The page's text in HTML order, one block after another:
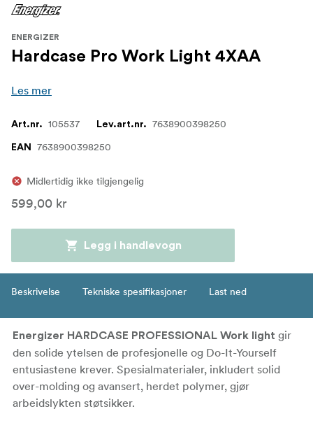
ENERGIZER
Hardcase Pro Work Light 4XAA
Les mer
Art.nr. 105537 Lev.art.nr. 7638900398250
EAN 7638900398250
Midlertidig ikke tilgjengelig
599,00 kr
Legg i handlevogn
Beskrivelse Tekniske spesifikasjoner Last ned
Energizer HARDCASE PROFESSIONAL Work light gir
den solide ytelsen de profesjonelle og Do-It-Yourself
entusiastene krever. Spesialmaterialer, inkludert solid
over-molding og avansert, herdet polymer, gjør
arbeidslykten støtsikker.